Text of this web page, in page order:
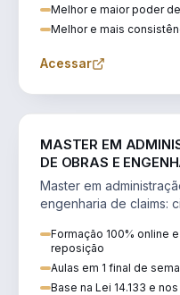
Melhor e maior poder
Melhor e mais
Acessar
MASTER EM
DE OBRAS E
Master em
engenharia de claims:
Formação 100% online
reposição
Aulas em 1 final de
Base na Lei 14.133 e